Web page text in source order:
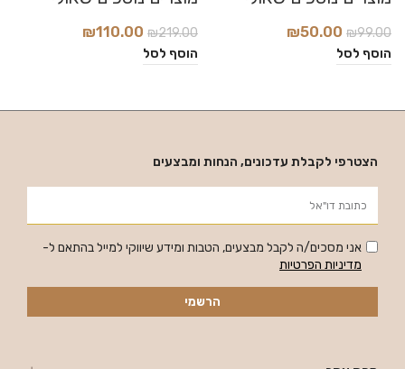
₪99.00
₪50.00
הוסף לסל
₪219.00
₪110.00
הוסף לסל
הצטרפי לקבלת עדכונים, הנחות ומבצעים
אני מסכים/ה לקבל מבצעים, הטבות ומידע שיווקי למייל בהתאם ל-
מדיניות הפרטיות
הרשמי